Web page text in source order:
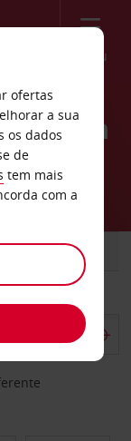
Menu
ofertas
a sua
os dados
de
tem mais
com a